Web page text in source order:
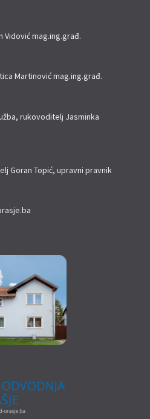
Vidović mag.ing.građ.
Martinović mag.ing.građ.
rukovoditelj Jasminka
Goran Topić, upravni pravnik